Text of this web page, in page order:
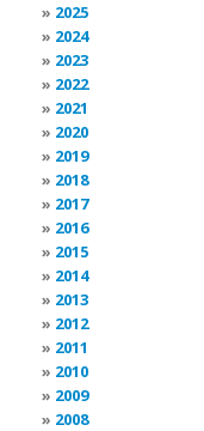
2025
2024
2023
2022
2021
2020
2019
2018
2017
2016
2015
2014
2013
2012
2011
2010
2009
2008